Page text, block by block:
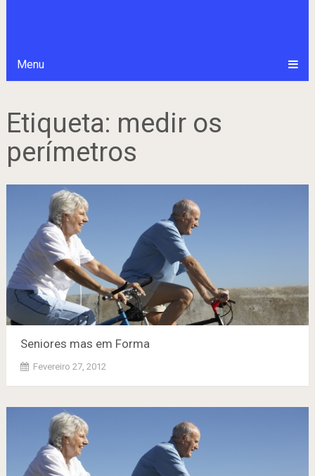
Menu
Etiqueta: medir os
perímetros
Seniores mas em Forma
Fevereiro 27, 2012